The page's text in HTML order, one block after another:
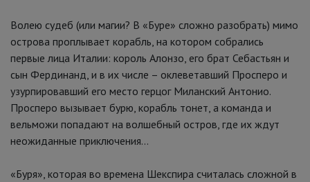
Волею судеб (или магии? В «Буре» сложно разобрать) мимо
острова проплывает корабль, на котором собрались
первые лица Италии: король Алонзо, его брат Себастьян и
сын Фердинанд, и в их числе – оклеветавший Просперо и
узурпировавший его место герцог Миланский Антонио.
Просперо вызывает бурю, корабль тонет, а команда и
вельможи попадают на волшебный остров, где их ждут
неожиданные приключения…
«Буря», которая во времена Шекспира считалась сложной в